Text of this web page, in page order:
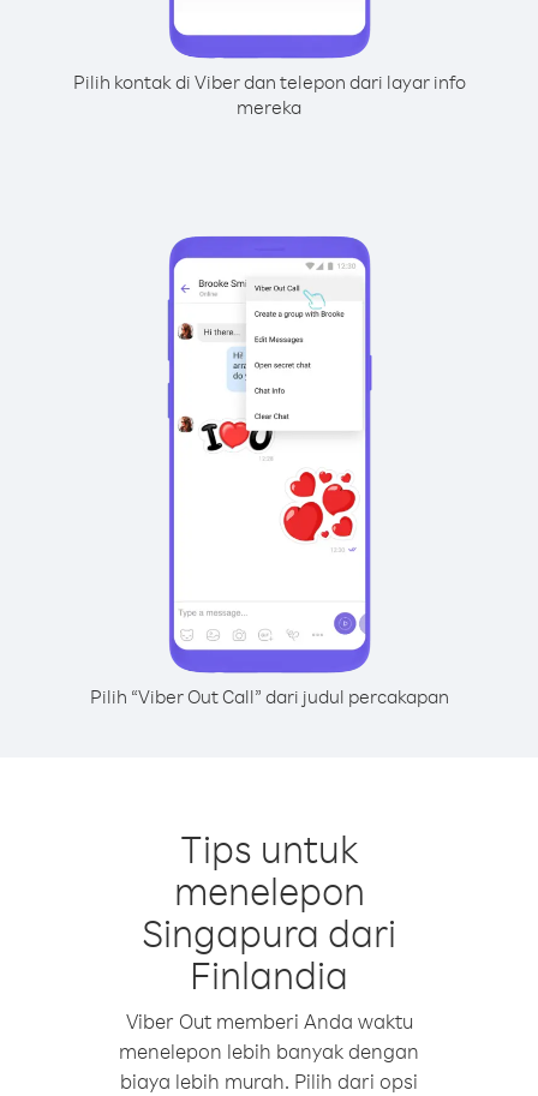
Pilih kontak di Viber dan telepon dari layar info
mereka
Pilih “Viber Out Call” dari judul percakapan
Tips untuk
menelepon
Singapura dari
Finlandia
Viber Out memberi Anda waktu
menelepon lebih banyak dengan
biaya lebih murah. Pilih dari opsi